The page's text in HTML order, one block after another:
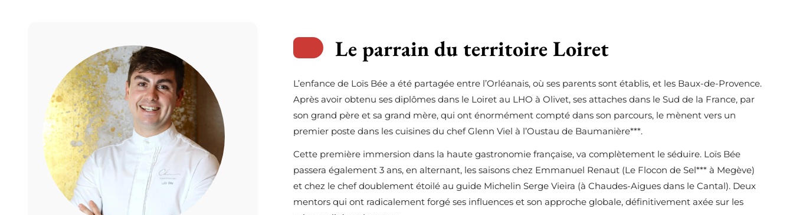
Le parrain du territoire Loiret
L’enfance de Loïs Bée a été partagée entre l’Orléanais, où ses parents sont établis, et les Baux-de-Provence.
Après avoir obtenu ses diplômes dans le Loiret au LHO à Olivet, ses attaches dans le Sud de la France, par
son grand père et sa grand mère, qui ont énormément compté dans son parcours, le mènent vers un
premier poste dans les cuisines du chef Glenn Viel à l’Oustau de Baumanière***.
Cette première immersion dans la haute gastronomie française, va complètement le séduire. Loïs Bée
passera également 3 ans, en alternant, les saisons chez Emmanuel Renaut (Le Flocon de Sel*** à Megève)
et chez le chef doublement étoilé au guide Michelin Serge Vieira (à Chaudes-Aigues dans le Cantal). Deux
mentors qui ont radicalement forgé ses influences et son approche globale, définitivement axée sur les